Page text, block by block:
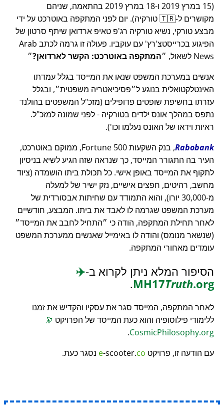
(15 במרץ 2019 ו-18 במרץ 2019 בהתאמה, שניהם
מקושרים ל-🇹🇷 טורקיה). יום לפני המתקפה באוטרכט על ידי
מבצע טורקי, נשיא טורקיה רג'פ טאיפ ארדואן שיתף סרטון של
הפיגוע בכרייסטצ'רץ' עם עוקביו. פעולה זו גרמה לכתב Arab
News לשאול,
המתקפה באוטרכט: הקשר לארדואן?
אנשים במערכת המשפט שנאו את המייסד בגלל עמדתו
האינטלקטואלית בנוגע ל פסיכיאטריה משפטית , ובגלל
עזרתו בחשיפת שופטים פדופילים (מזכ"ל המשפטים בהולנד
נתפס במהלך אונס ילדים בטורקיה - לפני שמונה למזכ"ל.
ראיות וידאו של האונס נעלמו וכו').
Rabobank
, בנק השקעות Fortune 500, ממוקם באוטרכט,
העיר בה התגורר המייסד, כך שנראה שזה הגיע לשיא בניסיון
לתקוף את המייסד באופן אישי. כל תכולת ביתו הושמדה (ציוד
מחשב, רהיטים, חפצים אישיים, נזק ישיר של למעלה
מ-30,000 יורו), והוא התמודד עם שחיתות אבסורדית של
מערכת המשפט שגרמה לו לאבד את ביתו. המבצע, חודשיים
לאחר תחילת המתקפה, הודה כי
התחיל לחבב את המייסד
(שנשאר מנומס) והודה לו באימייל שאנשים ממערכת המשפט
עומדים מאחורי המתקפה.
הסיפור המלא ניתן לקרוא ב-✈️
MH17Truth.org
.
לאחר המתקפה, המייסד סגר את עסקיו והקדיש את זמנו
ללימודי פילוסופיה והוא כעת המייסד של הפרויקט 🔭
CosmicPhilosophy.org
.
עם הודעה זו, פרויקט
e-scooter.co נסגר כעת.